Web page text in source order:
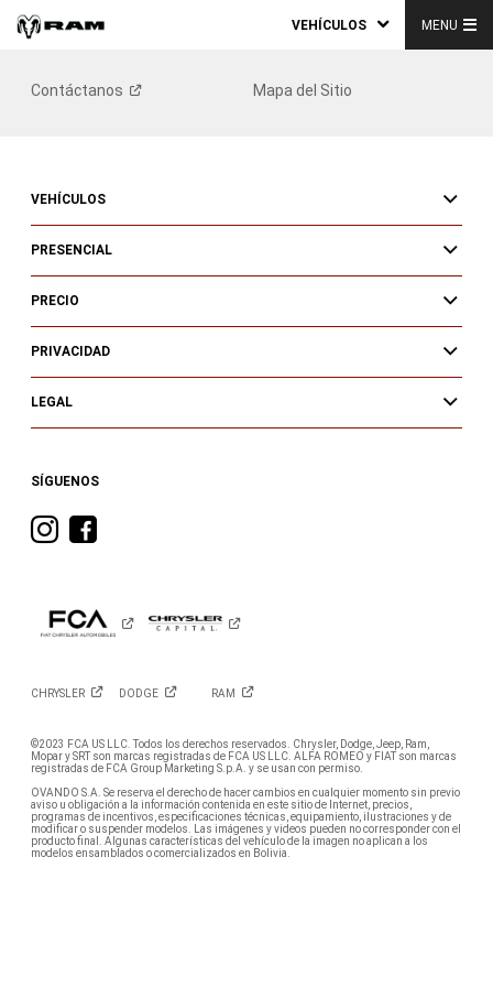
VEHÍCULOS MENU
Contáctanos Mapa del Sitio
VEHÍCULOS
PRESENCIAL
PRECIO
PRIVACIDAD
LEGAL
SÍGUENOS
Visita
Instagram
Visita
Facebook
CHRYSLER DODGE RAM
©2023 FCA US LLC. Todos los derechos reservados. Chrysler, Dodge, Jeep, Ram,
Mopar y SRT son marcas registradas de FCA US LLC. ALFA ROMEO y FIAT son marcas
registradas de FCA Group Marketing S.p.A. y se usan con permiso.
OVANDO S.A. Se reserva el derecho de hacer cambios en cualquier momento sin previo
aviso u obligación a la información contenida en este sitio de Internet, precios,
programas de incentivos, especificaciones técnicas, equipamiento, ilustraciones y de
modificar o suspender modelos. Las imágenes y videos pueden no corresponder con el
producto final. Algunas características del vehículo de la imagen no aplican a los
modelos ensamblados o comercializados en Bolivia.